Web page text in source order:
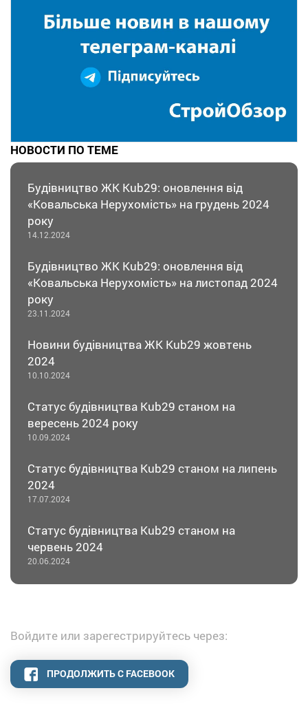
НОВОСТИ ПО ТЕМЕ
Будівництво ЖК Kub29: оновлення від
«Ковальська Нерухомість» на грудень 2024
року
14.12.2024
Будівництво ЖК Kub29: оновлення від
«Ковальська Нерухомість» на листопад 2024
року
23.11.2024
Новини будівництва ЖК Kub29 жовтень
2024
10.10.2024
Статус будівництва Kub29 станом на
вересень 2024 року
10.09.2024
Статус будівництва Kub29 станом на липень
2024
17.07.2024
Статус будівництва Kub29 станом на
червень 2024
20.06.2024
Войдите или зарегестрируйтесь через:
ПРОДОЛЖИТЬ С FACEBOOK